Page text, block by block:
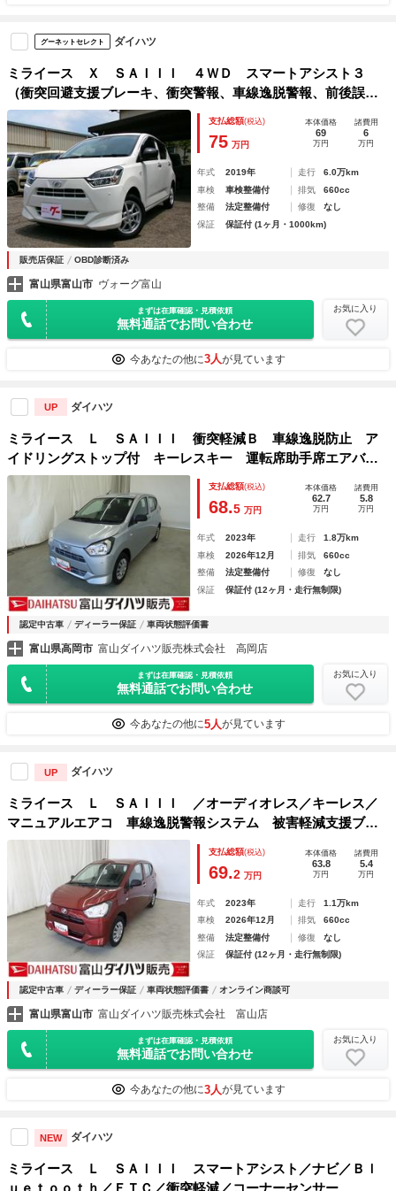
グーネットセレクト ダイハツ
ミライース Ｘ ＳＡＩＩＩ ４ＷＤ スマートアシスト３
（衝突回避支援ブレーキ、衝突警報、車線逸脱警報、前後誤発
進抑制制御、先行車発進お知らせ、コーナーセンサー前後、
オートハイビーム）ＥＴＣ ＬＥＤヘッド 電格ミラー キー
レス
支払総額(税込)
75 万円
本体価格
69
万円
諸費用
6
万円
年式 2019年 走行
6.0万km
車検
車検整備付 排気
660cc
整備
法定整備付 修復
なし
保証
保証付 (1ヶ月・1000km)
販売店保証 OBD診断済み
富山県富山市 ヴォーグ富山
まずは在庫確認・見積依頼
無料通話でお問い合わせ
お気に入り
今あなたの他に3人が見ています
UP ダイハツ
ミライース Ｌ ＳＡＩＩＩ 衝突軽減Ｂ 車線逸脱防止 ア
イドリングストップ付 キーレスキー 運転席助手席エアバッ
ク 横滑り防止機能 ハイビームアシスト 安全ボディ 整備
記録簿 オートライト ＡＢＳ 運転席エアバッグ
支払総額(税込)
68.5 万円
本体価格
62.7
万円
諸費用
5.8
万円
年式 2023年 走行
1.8万km
車検
2026年12月 排気
660cc
整備
法定整備付 修復
なし
保証
保証付 (12ヶ月・走行無制限)
認定中古車 ディーラー保証 車両状態評価書
富山県高岡市 富山ダイハツ販売株式会社 高岡店
まずは在庫確認・見積依頼
無料通話でお問い合わせ
お気に入り
今あなたの他に5人が見ています
UP ダイハツ
ミライース Ｌ ＳＡＩＩＩ ／オーディオレス／キーレス／
マニュアルエアコ 車線逸脱警報システム 被害軽減支援ブレ
ーキ アイドリンストップ キーレスキー 横滑防止装置 デ
ュアルエアバッグ オートハイビーム エアバック ＡＢＳ
整備記録簿 安全ボディ
支払総額(税込)
69.2 万円
本体価格
63.8
万円
諸費用
5.4
万円
年式 2023年 走行
1.1万km
車検
2026年12月 排気
660cc
整備
法定整備付 修復
なし
保証
保証付 (12ヶ月・走行無制限)
認定中古車 ディーラー保証 車両状態評価書 オンライン商談可
富山県富山市 富山ダイハツ販売株式会社 富山店
まずは在庫確認・見積依頼
無料通話でお問い合わせ
お気に入り
今あなたの他に3人が見ています
NEW ダイハツ
ミライース Ｌ ＳＡＩＩＩ スマートアシスト／ナビ／Ｂｌ